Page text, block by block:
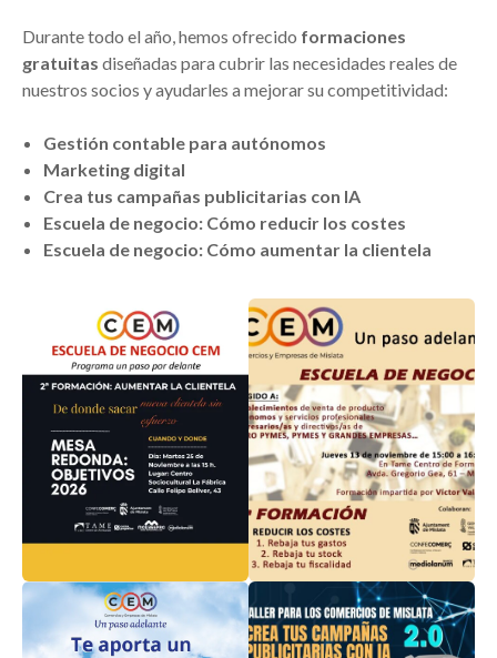
Durante todo el año, hemos ofrecido formaciones
gratuitas diseñadas para cubrir las necesidades reales de
nuestros socios y ayudarles a mejorar su competitividad:
Gestión contable para autónomos
Marketing digital
Crea tus campañas publicitarias con IA
Escuela de negocio: Cómo reducir los costes
Escuela de negocio: Cómo aumentar la clientela